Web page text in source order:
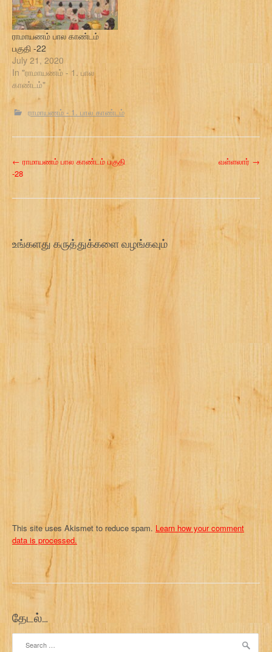
ராமாயணம் பால காண்டம்
பகுதி -22
July 21, 2020
In "ராமாயணம் - 1. பால
காண்டம்"
ராமாயணம் - 1. பால காண்டம்
P
n
g
t
← ராமாயணம் பால காண்டம் பகுதி
-28
வள்ளலார் →
உங்களது கருத்துக்களை வழங்கவும்
This site uses Akismet to reduce spam. Learn how your comment
data is processed.
தேடல்…